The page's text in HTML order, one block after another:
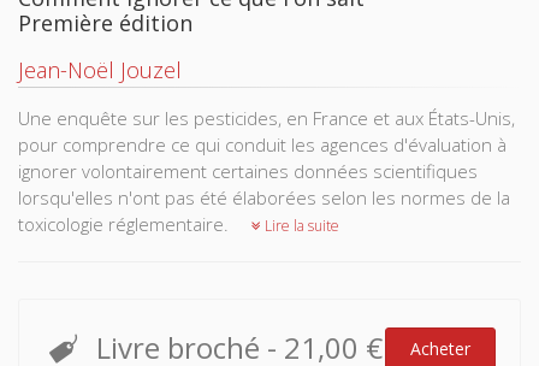
Première édition
Jean-Noël Jouzel
Une enquête sur les pesticides, en France et aux États-Unis,
pour comprendre ce qui conduit les agences d'évaluation à
ignorer volontairement certaines données scientifiques
lorsqu'elles n'ont pas été élaborées selon les normes de la
toxicologie réglementaire.
Lire la suite
Livre broché - 21,00 € Acheter